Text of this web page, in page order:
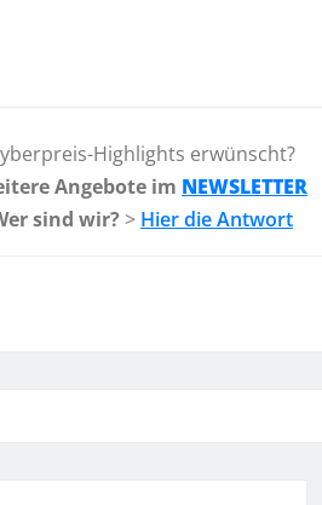
Highlights erwünscht?
Angebote im NEWSLETTER
sind wir? > Hier die Antwort